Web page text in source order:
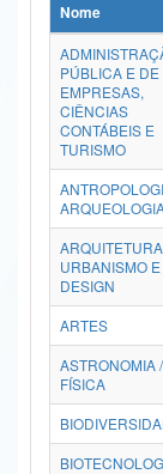
Ministério da Ciência,
Ministério do Meio
Ministério do Turismo
Ministério do
Controladoria-Geral da
Ministério da Mulher, da
Secretaria de Governo
Advocacia-Geral da União
Nome
PÚBLICA E DE
EMPRESAS,
CIÊNCIAS
CONTÁBEIS E
TURISMO
URBANISMO E
DESIGN
ARTES
ASTRONOMIA /
FÍSICA